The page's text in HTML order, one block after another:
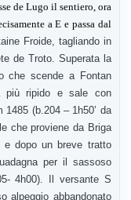
de Lugo il sentiero, ora
a E e passa dal
Froide, tagliando in
de Troto. Superata la
che scende a Fontan
più ripido e sale con
(b.204 – 1h50’ da
che proviene da Briga
dopo un breve tratto
per il sassoso
4h00). Il versante S
alpeggio abbandonato